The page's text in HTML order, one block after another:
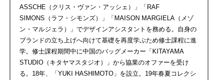
ASSCHE（クリス・ヴァン・アッシェ）」「RAF
SIMONS（ラフ・シモンズ）」「MAISON MARGIELA（メゾ
ン・マルジェラ）」でデザインアシスタントを務める。自身の
ブランドの立ち上げへ向けて基礎を再度学ぶため修士課程に進
学。修士課程期間中に中国のバッグメーカー「KITAYAMA
STUDIO（キタヤマスタジオ）」から協業のオファーを受け
る。18年、「YUKI HASHIMOTO」を設立。19年春夏コレクシ